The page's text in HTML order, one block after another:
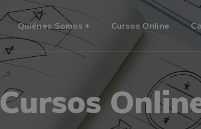
Quiénes Somos Cursos Online
Cursos